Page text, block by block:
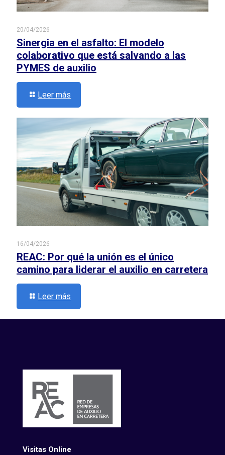
20/04/2026
Sinergia en el asfalto: El modelo
colaborativo que está salvando a las
PYMES de auxilio
Leer más
16/04/2026
REAC: Por qué la unión es el único
camino para liderar el auxilio en carretera
Leer más
Visitas Online